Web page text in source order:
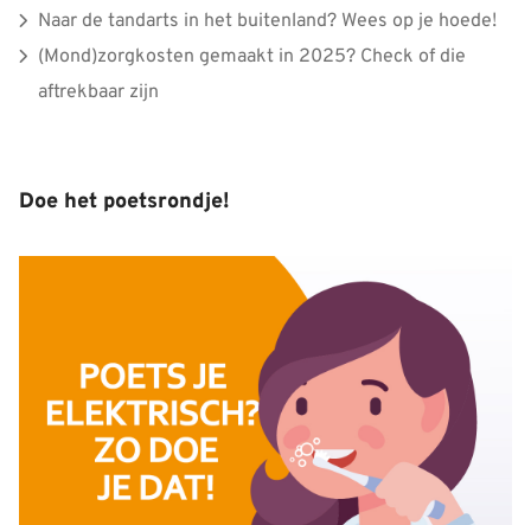
Naar de tandarts in het buitenland? Wees op je hoede!
(Mond)zorgkosten gemaakt in 2025? Check of die
aftrekbaar zijn
Doe het poetsrondje!